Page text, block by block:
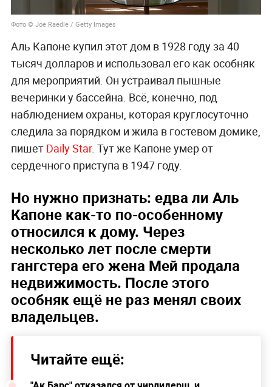
Фото © Joe Raedle / Getty Images
Аль Капоне купил этот дом в 1928 году за 40
тысяч долларов и использовал его как особняк
для мероприятий. Он устраивал пышные
вечеринки у бассейна. Всё, конечно, под
наблюдением охраны, которая круглосуточно
следила за порядком и жила в гостевом домике,
пишет Daily Star. Тут же Капоне умер от
сердечного приступа в 1947 году.
Но нужно признать: едва ли Аль
Капоне как-то по-особенному
относился к дому. Через
несколько лет после смерти
гангстера его жена Мей продала
недвижимость. После этого
особняк ещё не раз менял своих
владельцев.
Читайте ещё: